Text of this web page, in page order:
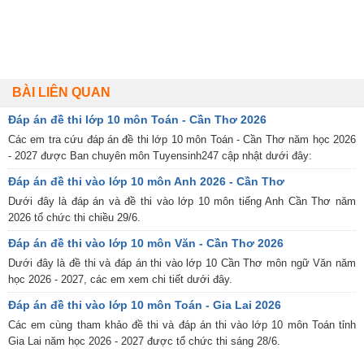
BÀI LIÊN QUAN
Đáp án đề thi lớp 10 môn Toán - Cần Thơ 2026
Các em tra cứu đáp án đề thi lớp 10 môn Toán - Cần Thơ năm học 2026
- 2027 được Ban chuyên môn Tuyensinh247 cập nhật dưới đây:
Đáp án đề thi vào lớp 10 môn Anh 2026 - Cần Thơ
Dưới đây là đáp án và đề thi vào lớp 10 môn tiếng Anh Cần Thơ năm
2026 tổ chức thi chiều 29/6.
Đáp án đề thi vào lớp 10 môn Văn - Cần Thơ 2026
Dưới đây là đề thi và đáp án thi vào lớp 10 Cần Thơ môn ngữ Văn năm
học 2026 - 2027, các em xem chi tiết dưới đây.
Đáp án đề thi vào lớp 10 môn Toán - Gia Lai 2026
Các em cùng tham khảo đề thi và đáp án thi vào lớp 10 môn Toán tỉnh
Gia Lai năm học 2026 - 2027 được tổ chức thi sáng 28/6.